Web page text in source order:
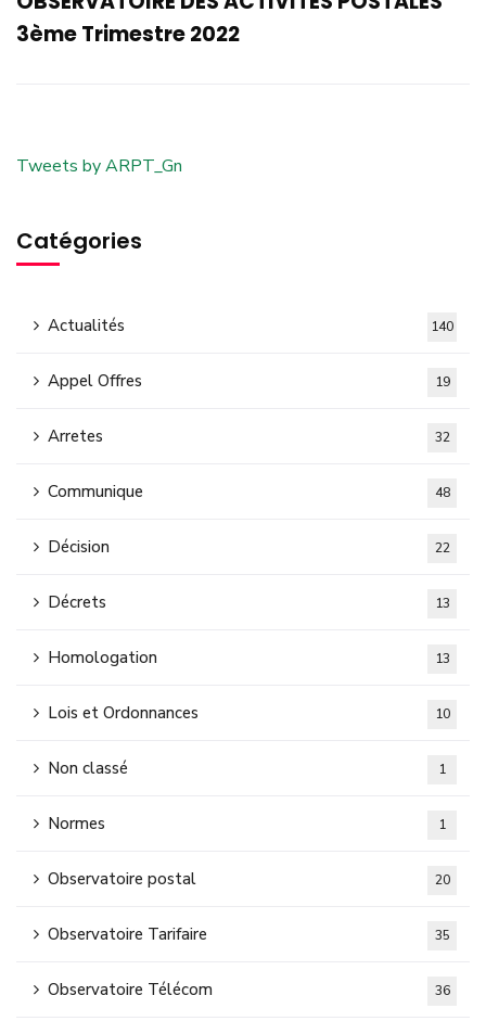
3ème Trimestre 2022
Tweets by ARPT_Gn
Catégories
Actualités 140
Appel Offres 19
Arretes 32
Communique 48
Décision 22
Décrets 13
Homologation 13
Lois et Ordonnances 10
Non classé 1
Normes 1
Observatoire postal 20
Observatoire Tarifaire 35
Observatoire Télécom 36